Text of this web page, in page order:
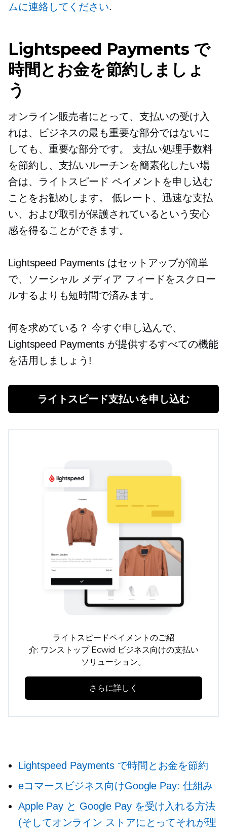
ムに連絡してください.
Lightspeed Payments で
時間とお金を節約しましょ
う
オンライン販売者にとって、支払いの受け入
れは、ビジネスの最も重要な部分ではないに
しても、重要な部分です。 支払い処理手数料
を節約し、支払いルーチンを簡素化したい場
合は、ライトスピード ペイメントを申し込む
ことをお勧めします。 低レート、迅速な支払
い、および取引が保護されているという安心
感を得ることができます。
Lightspeed Payments はセットアップが簡単
で、ソーシャル メディア フィードをスクロー
ルするよりも短時間で済みます。
何を求めている？ 今すぐ申し込んで、
Lightspeed Payments が提供するすべての機能
を活用しましょう!
ライトスピード支払いを申し込む
ライトスピードペイメントのご紹
介: ワンストップEcwid ビジネス向けの支払い
ソリューション。
さらに詳しく
Lightspeed Payments で時間とお金を節約
eコマースビジネス向けGoogle Pay: 仕組み
Apple Pay と Google Pay を受け入れる方法
(そしてオンライン ストアにとってそれが理